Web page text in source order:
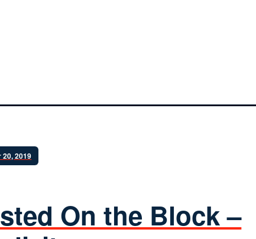
20, 2019
On the Block –